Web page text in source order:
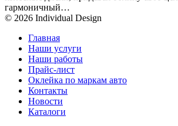
гармоничный…
© 2026 Individual Design
Главная
Наши услуги
Наши работы
Прайс-лист
Оклейка по маркам авто
Контакты
Новости
Каталоги